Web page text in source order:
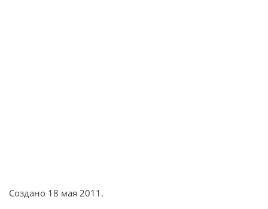
Создано 18 мая 2011 .